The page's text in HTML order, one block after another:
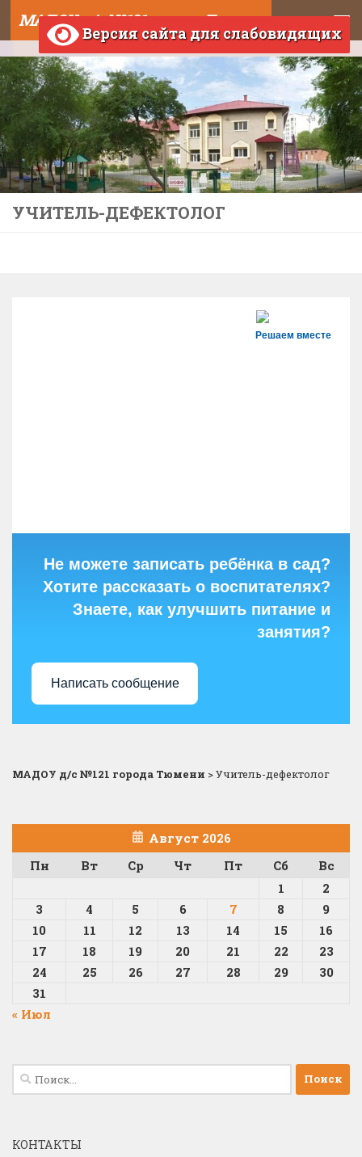
Skip to content МАДОУ д/с №121 города Тюмени
Версия сайта для слабовидящих
УЧИТЕЛЬ-ДЕФЕКТОЛОГ
Решаем вместе
Не можете записать ребёнка в сад?
Хотите рассказать о воспитателях?
Знаете, как улучшить питание и
занятия?
Написать сообщение
МАДОУ д/с №121 города Тюмени >Учитель-дефектолог
Август 2026
Пн
Вт Ср Чт Пт Сб
Вс
1
2
3
4 5 6 7 8
9
10
11 12 13 14 15
16
17
18 19 20 21 22
23
24
25 26 27 28 29
30
31
« Июл
Найти:
КОНТАКТЫ